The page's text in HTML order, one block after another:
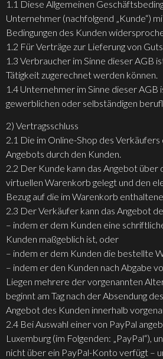
1.1 Diese Allgemeinen
Unternehmer (nachfolgend „Kunde“)
Bedingungen des Kunden
1.2 Für Verträge zur Lieferung von
1.3 Verbraucher im Sinne dieser AGB
Tätigkeit zugerechnet werden können.
1.4 Unternehmer im Sinne dieser
gewerblichen oder selbständigen
2) Vertragsschluss
2.1 Die im Online-Shop des
Angebots durch den Kunden.
2.2 Der Kunde kann das Angebot
virtuellen Warenkorb gelegt und den
Bezug auf die im Warenkorb
2.3 Der Verkäufer kann das Angebot
– indem er dem Kunden eine
Kunden maßgeblich ist, oder
– indem er dem Kunden die bestellte
– indem er den Kunden nach Abgabe
Liegen mehrere der vorgenannten
beginnt am Tag nach der Absendung
Angebot des Kunden innerhalb
2.4 Bei Auswahl einer von PayPal
Luxemburg (im Folgenden:
nicht über ein PayPal-Konto verfügt –